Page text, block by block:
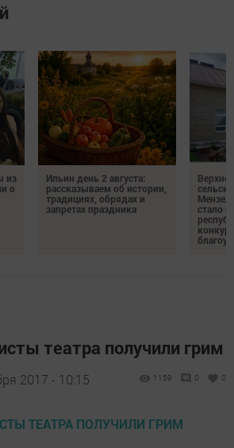
из
о
Ильин день 2 августа:
рассказываем об истории,
традициях, обрядах и
запретах праздника
стало
театра получили грим
2017 - 10:15 1159 0 0